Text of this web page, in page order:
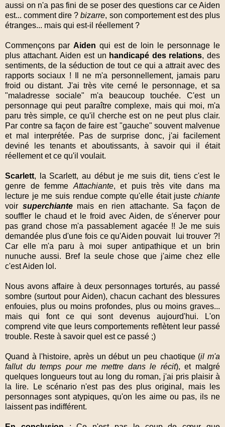
aussi on n'a pas fini de se poser des questions car ce Aiden
est... comment dire ?bizarre, son comportement est des plus
étranges... mais qui est-il réellement ?
Commençons par Aiden qui est de loin le personnage le
plus attachant. Aiden est un handicapé des relations, des
sentiments, de la séduction de tout ce qui a attrait avec des
rapports sociaux ! Il ne m'a personnellement, jamais paru
froid ou distant. J'ai très vite cerné le personnage, et sa
"maladresse sociale" m'a beaucoup touchée. C'est un
personnage qui peut paraître complexe, mais qui moi, m'a
paru très simple, ce qu'il cherche est on ne peut plus clair.
Par contre sa façon de faire est "gauche" souvent malvenue
et mal interprétée. Pas de surprise donc, j'ai facilement
deviné les tenants et aboutissants, à savoir qui il était
réellement et ce qu'il voulait.
Scarlett, la Scarlett, au début je me suis dit, tiens c'est le
genre de femme Attachiante, et puis très vite dans ma
lecture je me suis rendue compte qu'elle était juste chiante
voir superchiantemais en rien attachante. Sa façon de
souffler le chaud et le froid avec Aiden, de s'énerver pour
pas grand chose m'a passablement agacée !! Je me suis
demandée plus d'une fois ce qu'Aiden pouvait lui trouver ?!
Car elle m'a paru à moi super antipathique et un brin
nunuche aussi. Bref la seule chose que j'aime chez elle
c'est Aiden lol.
Nous avons affaire à deux personnages torturés, au passé
sombre (surtout pour Aiden), chacun cachant des blessures
enfouies, plus ou moins profondes, plus ou moins graves...
mais qui font ce qui sont devenus aujourd'hui. L'on
comprend vite que leurs comportements reflètent leur passé
trouble. Reste à savoir quel est ce passé ;)
Quand à l'histoire, après un début un peu chaotique (il m'a
fallut du temps pour me mettre dans le récit), et malgré
quelques longueurs tout au long du roman, j'ai pris plaisir à
la lire. Le scénario n'est pas des plus original, mais les
personnages sont atypiques, qu'on les aime ou pas, ils ne
laissent pas indifférent.